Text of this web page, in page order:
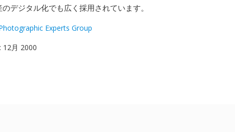
デジタル化でも広く採用されています。
Experts Group
: 12月 2000